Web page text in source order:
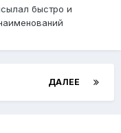
быстро и
ДАЛЕЕ